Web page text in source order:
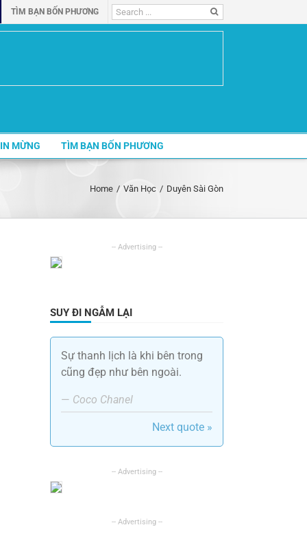
TÌM BẠN BỐN PHƯƠNG
Search
for:
MỪNG TÌM BẠN BỐN PHƯƠNG
Home / Văn Học / Duyên Sài Gòn
SUY ĐI NGẪM LẠI
Sự thanh lịch là khi bên trong
cũng đẹp như bên ngoài.
— Coco Chanel
Next quote »